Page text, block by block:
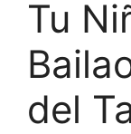
Tu
del